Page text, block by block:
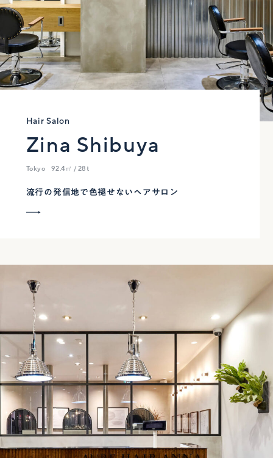
Hair Salon
Zina Shibuya
Tokyo 92.4㎡ / 28t
流行の発信地で色褪せないヘアサロン